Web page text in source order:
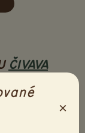
ČIVAVA
×